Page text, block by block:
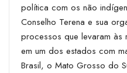
política com os não
Conselho Terena e sua
processos que levaram às
em um dos estados com
Brasil, o Mato Grosso do